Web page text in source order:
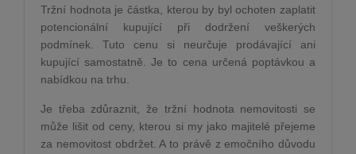
Tržní hodnota je částka, kterou by byl ochoten zaplatit
potencionální kupující při dodržení veškerých
podmínek. Tuto cenu si neurčuje prodávající ani
kupující samostatně. Je to cena určená poptávkou a
nabídkou na trhu.
Je třeba zdůraznit, že tržní hodnota nemovitosti se
může lišit od ceny, kterou si my jako majitelé přejeme
za nemovitost obdržet. A to právě z emočního důvodu